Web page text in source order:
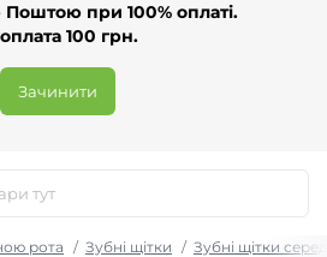
при 100% оплаті.
100 грн.
Зачинити
рота Зубні щітки Зубні щітки